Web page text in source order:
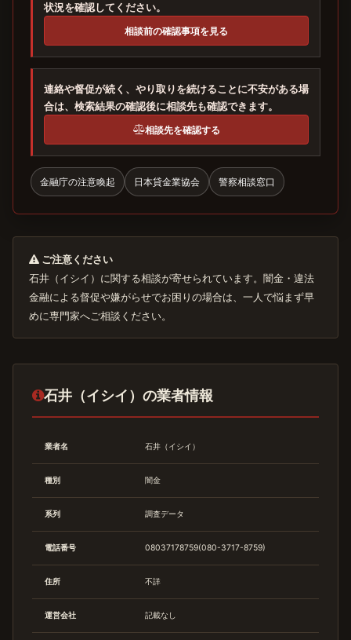
状況を確認してください。
相談前の確認事項を見る
連絡や督促が続く、やり取りを続けることに不安がある場
合は、検索結果の確認後に相談先も確認できます。
相談先を確認する
金融庁の注意喚起 日本貸金業協会 警察相談窓口
ご注意ください
石井（イシイ）に関する相談が寄せられています。闇金・違法
金融による督促や嫌がらせでお困りの場合は、一人で悩まず早
めに専門家へご相談ください。
石井（イシイ）の業者情報
業者名 石井（イシイ）
種別 闇金
系列 調査データ
電話番号 08037178759(080-3717-8759)
住所 不詳
運営会社 記載なし